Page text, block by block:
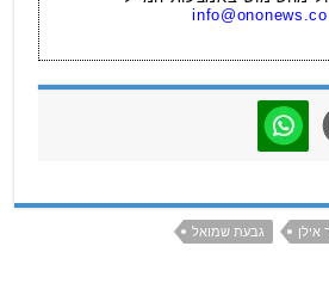
אילן גבעת שמואל